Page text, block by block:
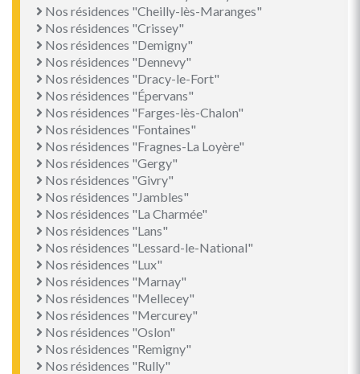
Nos résidences "Cheilly-lès-Maranges"
Nos résidences "Crissey"
Nos résidences "Demigny"
Nos résidences "Dennevy"
Nos résidences "Dracy-le-Fort"
Nos résidences "Épervans"
Nos résidences "Farges-lès-Chalon"
Nos résidences "Fontaines"
Nos résidences "Fragnes-La Loyère"
Nos résidences "Gergy"
Nos résidences "Givry"
Nos résidences "Jambles"
Nos résidences "La Charmée"
Nos résidences "Lans"
Nos résidences "Lessard-le-National"
Nos résidences "Lux"
Nos résidences "Marnay"
Nos résidences "Mellecey"
Nos résidences "Mercurey"
Nos résidences "Oslon"
Nos résidences "Remigny"
Nos résidences "Rully"